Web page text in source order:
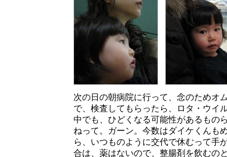
次の日の朝病院に行って、念のためオ
で、検査してもらったら、ロタ・ウイ
中でも、ひどくなる可能性があるもの
ねって。ガーン。今数はダイケくんも
ら、いつものように交代で休むって手
合は、薬はないので、整腸剤を飲むの